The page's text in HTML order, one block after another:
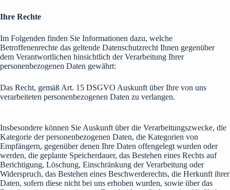
Ihre Rechte
Im Folgenden finden Sie Informationen dazu, welche
Betroffenenrechte das geltende Datenschutzrecht Ihnen gegenüber
dem Verantwortlichen hinsichtlich der Verarbeitung Ihrer
personenbezogenen Daten gewährt:
Das Recht, gemäß Art. 15 DSGVO Auskunft über Ihre von uns
verarbeiteten personenbezogenen Daten zu verlangen.
Insbesondere können Sie Auskunft über die Verarbeitungszwecke, die
Kategorie der personenbezogenen Daten, die Kategorien von
Empfängern, gegenüber denen Ihre Daten offengelegt wurden oder
werden, die geplante Speicherdauer, das Bestehen eines Rechts auf
Berichtigung, Löschung, Einschränkung der Verarbeitung oder
Widerspruch, das Bestehen eines Beschwerderechts, die Herkunft ihrer
Daten, sofern diese nicht bei uns erhoben wurden, sowie über das